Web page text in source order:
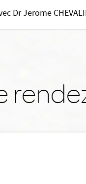
Dr Jerome